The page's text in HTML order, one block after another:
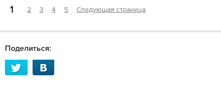
1 2 3 4 5 Следующая страница
Поделиться: